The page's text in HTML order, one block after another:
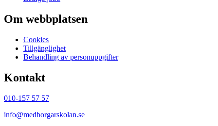
Om webbplatsen
Cookies
Tillgänglighet
Behandling av personuppgifter
Kontakt
010-157 57 57
info@medborgarskolan.se